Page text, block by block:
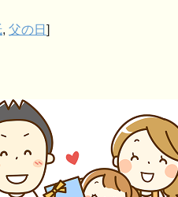
, 父の日 ]